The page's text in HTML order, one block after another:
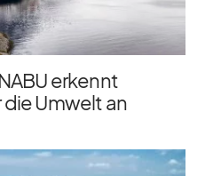
erkennt
Umwelt an